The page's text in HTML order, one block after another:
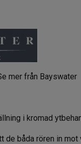
mer från Bayswater
i kromad
de båda rören in